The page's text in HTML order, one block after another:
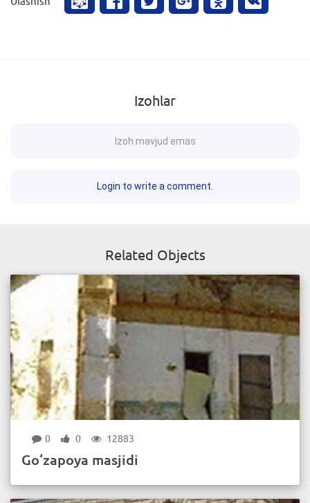
Izohlar
Izoh mavjud emas
Login to write a comment.
Related Objects
0 0 12883
Go‘zapoya masjidi